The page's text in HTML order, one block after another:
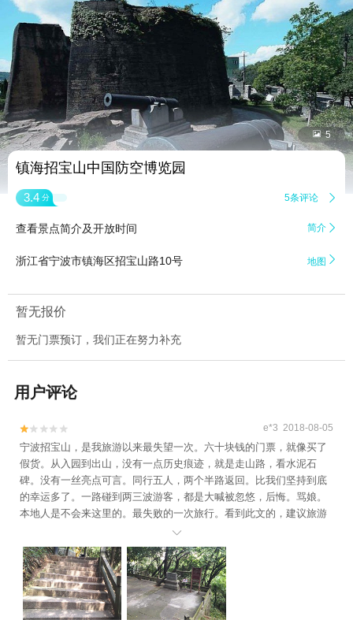
 5
镇海招宝山中国防空博览园
3.4 分 5条评论 
查看景点简介及开放时间 简介 
浙江省宁波市镇海区招宝山路10号 地图 
暂无报价
暂无门票预订，我们正在努力补充
用户评论

 e*3 2018-08-05
宁波招宝山，是我旅游以来最失望一次。六十块钱的门票，就像买了
假货。从入园到出山，没有一点历史痕迹，就是走山路，看水泥石
碑。没有一丝亮点可言。同行五人，两个半路返回。比我们坚持到底
的幸运多了。一路碰到两三波游客，都是大喊被忽悠，后悔。骂娘。
本地人是不会来这里的。最失败的一次旅行。看到此文的，建议旅游
不要来宁波，蒋氏故居更是忽悠人。月湖，天一阁可以看看。旅游不
要专门跑宁波，保你后悔

